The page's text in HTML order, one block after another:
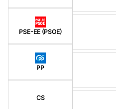
PSE-EE (PSOE)
PP
CS